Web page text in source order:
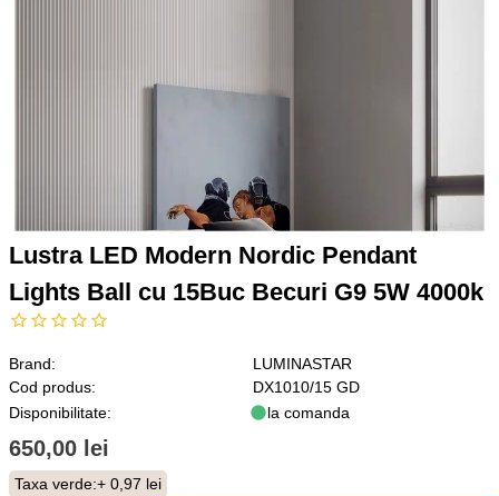
Lustra LED Modern Nordic Pendant
Lights Ball cu 15Buc Becuri G9 5W 4000k
Brand:
LUMINASTAR
Cod produs:
DX1010/15 GD
Disponibilitate:
la comanda
650,00 lei
Taxa verde:+ 0,97 lei